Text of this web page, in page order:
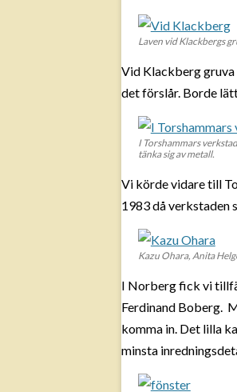
Laven vid Klackbergs
Vid Klackberg gruva
det förslår. Borde
I Torshammars
tänka sig av metall.
Vi körde vidare till
1983 då verkstaden
Kazu Ohara, Anita
I Norberg fick vi
Ferdinand Boberg.
komma in. Det lilla
minsta